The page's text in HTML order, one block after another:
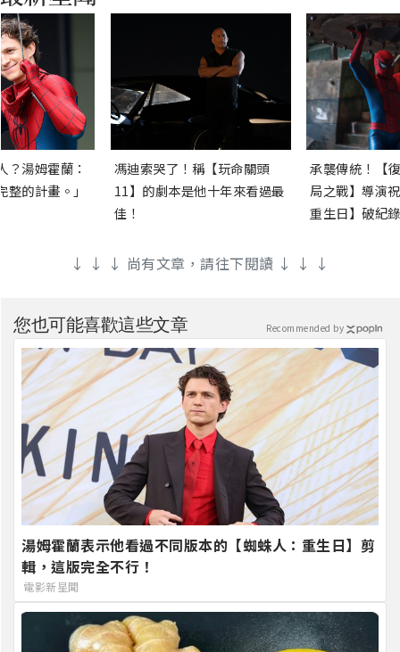
？湯姆霍蘭：
的計畫。」
馮迪索哭了！稱【玩命關頭
11】的劇本是他十年來看過最
佳！
承襲傳統！【
局之戰】導演
重生日】破紀
↓ ↓ ↓ 尚有文章，請往下閱讀 ↓ ↓ ↓
您也可能喜歡這些文章
湯姆霍蘭表示他看過不同版本的【蜘蛛人：重生日】剪
輯，這版完全不行！
電影新星聞
Recommended by